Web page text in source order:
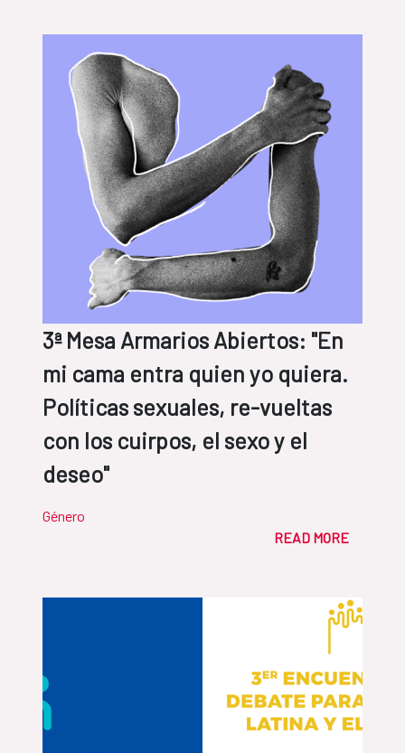
3ª Mesa Armarios Abiertos: "En
mi cama entra quien yo quiera.
Políticas sexuales, re-vueltas
con los cuirpos, el sexo y el
deseo"
Género
READ MORE